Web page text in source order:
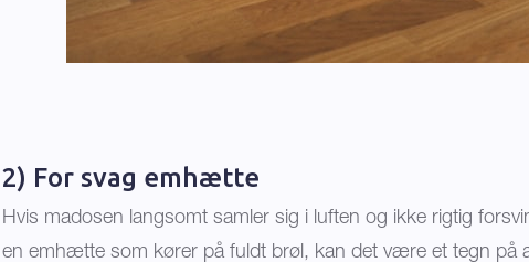
2) For svag emhætte
Hvis madosen langsomt samler sig i luften og ikke rigtig
en emhætte som kører på fuldt brøl, kan det være et tegn på